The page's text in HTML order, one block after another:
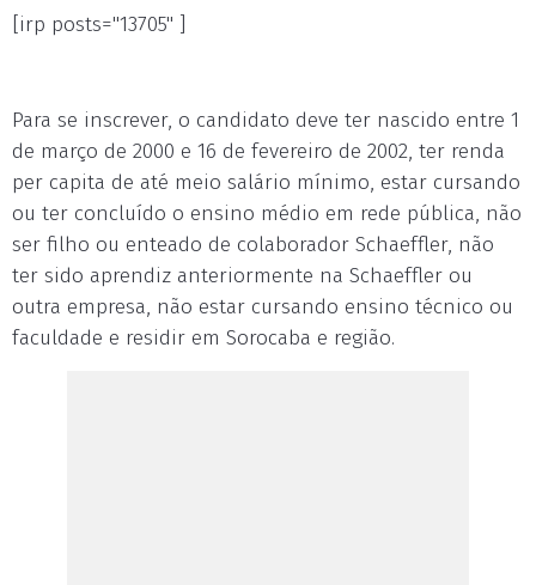
[irp posts="13705" ]
Para se inscrever, o candidato deve ter nascido entre 1
de março de 2000 e 16 de fevereiro de 2002, ter renda
per capita de até meio salário mínimo, estar cursando
ou ter concluído o ensino médio em rede pública, não
ser filho ou enteado de colaborador Schaeffler, não
ter sido aprendiz anteriormente na Schaeffler ou
outra empresa, não estar cursando ensino técnico ou
faculdade e residir em Sorocaba e região.